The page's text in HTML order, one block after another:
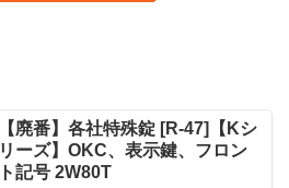
【廃番】各社特殊錠 [R-47]【Kシ
リーズ】OKC、表示鍵、フロン
ト記号 2W80T